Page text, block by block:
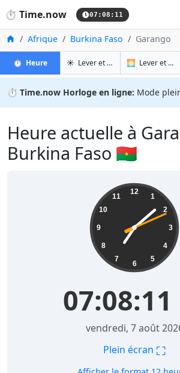
⏱️ Time.now 07:08:12
Accueil
Afrique Burkina Faso Garango
⏱️ Heureà Garango
☀️ Lever et coucher du soleil à
🌅 Lever et coucher du soleil demain
⏱️ Time.now Horloge en ligne: Mode
Heure actuelle à
Burkina Faso 🇧🇫
12
1
2
3
4
5
6
7
8
9
10
11
07:08:12
vendredi, 7 août
Plein écran ⛶